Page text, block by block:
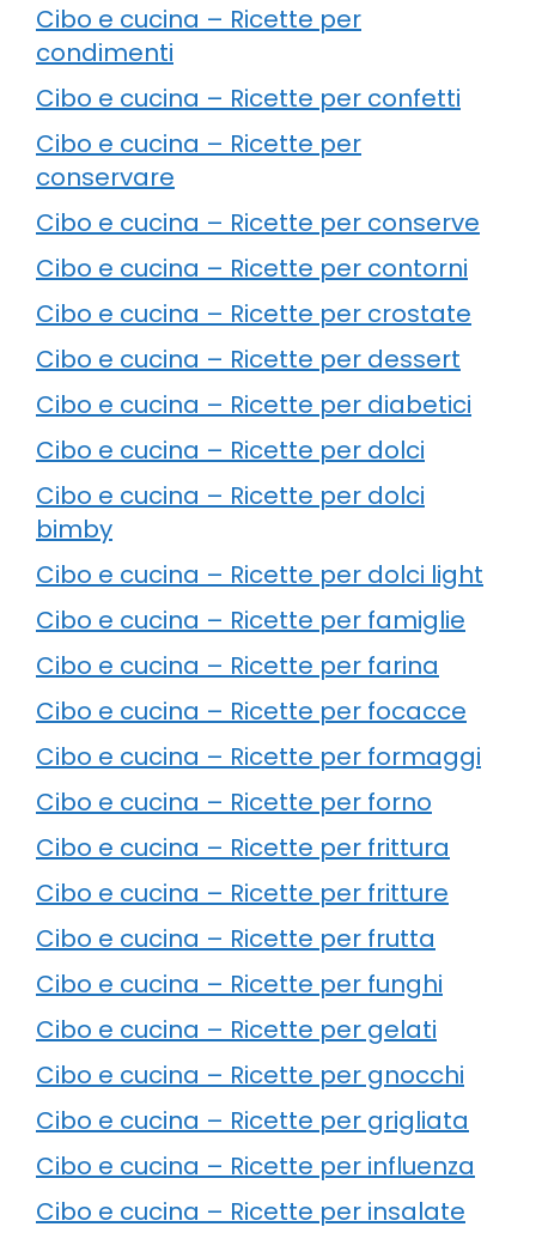
Cibo e cucina – Ricette per
condimenti
Cibo e cucina – Ricette per confetti
Cibo e cucina – Ricette per
conservare
Cibo e cucina – Ricette per conserve
Cibo e cucina – Ricette per contorni
Cibo e cucina – Ricette per crostate
Cibo e cucina – Ricette per dessert
Cibo e cucina – Ricette per diabetici
Cibo e cucina – Ricette per dolci
Cibo e cucina – Ricette per dolci
bimby
Cibo e cucina – Ricette per dolci light
Cibo e cucina – Ricette per famiglie
Cibo e cucina – Ricette per farina
Cibo e cucina – Ricette per focacce
Cibo e cucina – Ricette per formaggi
Cibo e cucina – Ricette per forno
Cibo e cucina – Ricette per frittura
Cibo e cucina – Ricette per fritture
Cibo e cucina – Ricette per frutta
Cibo e cucina – Ricette per funghi
Cibo e cucina – Ricette per gelati
Cibo e cucina – Ricette per gnocchi
Cibo e cucina – Ricette per grigliata
Cibo e cucina – Ricette per influenza
Cibo e cucina – Ricette per insalate